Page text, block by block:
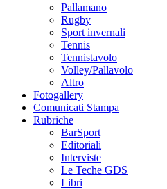
Pallamano
Rugby
Sport invernali
Tennis
Tennistavolo
Volley/Pallavolo
Altro
Fotogallery
Comunicati Stampa
Rubriche
BarSport
Editoriali
Interviste
Le Teche GDS
Libri